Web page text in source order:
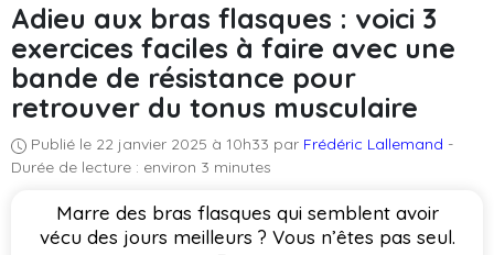
Adieu aux bras flasques : voici 3
exercices faciles à faire avec une
bande de résistance pour
retrouver du tonus musculaire
Publié le 22 janvier 2025 à 10h33 par Frédéric Lallemand -
Durée de lecture : environ 3 minutes
Marre des bras flasques qui semblent avoir
vécu des jours meilleurs ? Vous n’êtes pas seul.